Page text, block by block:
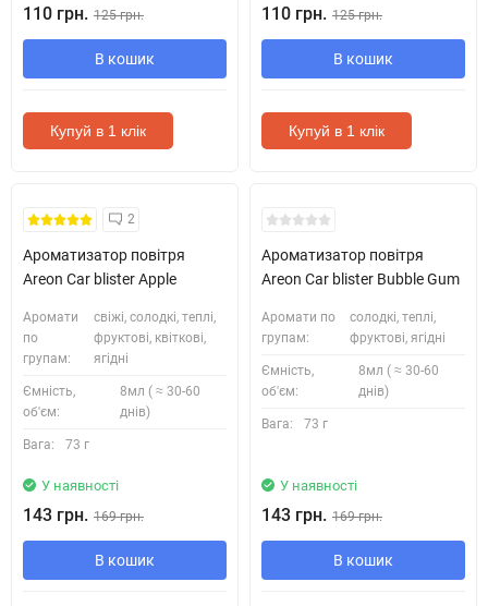
110 грн. 125 грн.
В кошик
Купуй в 1 клік
110 грн. 125 грн.
В кошик
Купуй в 1 клік
2
Ароматизатор повітря
Areon Car blister Apple
Аромати
по
групам:
свіжі, солодкі, теплі,
фруктові, квіткові,
ягідні
Ємність,
об'єм:
8мл ( ≈ 30-60
днів)
Вага: 73 г
У наявності
143 грн. 169 грн.
В кошик
Ароматизатор повітря
Areon Car blister Bubble Gum
Аромати по
групам:
солодкі, теплі,
фруктові, ягідні
Ємність,
об'єм:
8мл ( ≈ 30-60
днів)
Вага: 73 г
У наявності
143 грн. 169 грн.
В кошик